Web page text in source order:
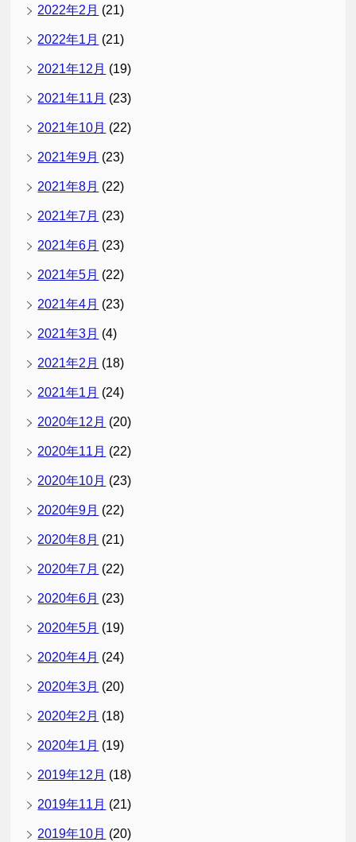
2022年2月 (21)
2022年1月 (21)
2021年12月 (19)
2021年11月 (23)
2021年10月 (22)
2021年9月 (23)
2021年8月 (22)
2021年7月 (23)
2021年6月 (23)
2021年5月 (22)
2021年4月 (23)
2021年3月 (4)
2021年2月 (18)
2021年1月 (24)
2020年12月 (20)
2020年11月 (22)
2020年10月 (23)
2020年9月 (22)
2020年8月 (21)
2020年7月 (22)
2020年6月 (23)
2020年5月 (19)
2020年4月 (24)
2020年3月 (20)
2020年2月 (18)
2020年1月 (19)
2019年12月 (18)
2019年11月 (21)
2019年10月 (20)